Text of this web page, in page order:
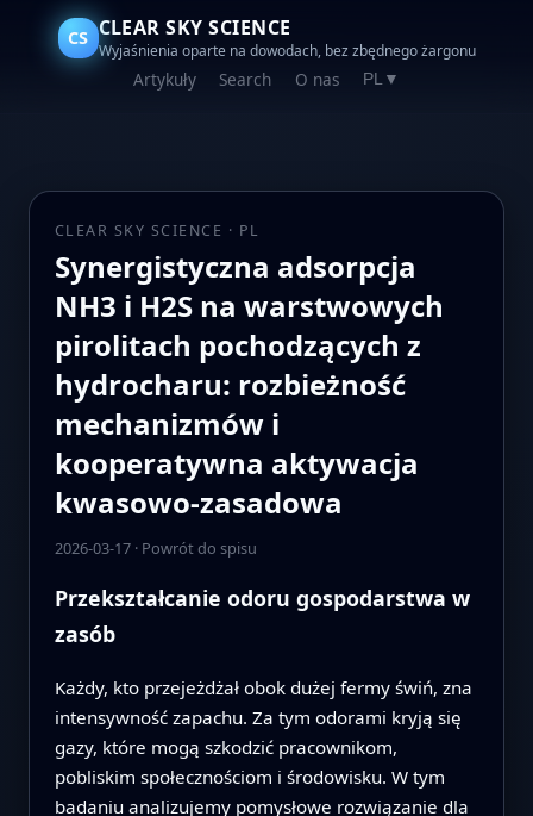
CS CLEAR SKY SCIENCE
Wyjaśnienia oparte na dowodach, bez zbędnego żargonu
Artykuły Search O nas PL▼
CLEAR SKY SCIENCE · PL
Synergistyczna adsorpcja
NH3 i H2S na warstwowych
pirolitach pochodzących z
hydrocharu: rozbieżność
mechanizmów i
kooperatywna aktywacja
kwasowo‑zasadowa
2026-03-17· Powrót do spisu
Przekształcanie odoru gospodarstwa w
zasób
Każdy, kto przejeżdżał obok dużej fermy świń, zna
intensywność zapachu. Za tym odorami kryją się
gazy, które mogą szkodzić pracownikom,
pobliskim społecznościom i środowisku. W tym
badaniu analizujemy pomysłowe rozwiązanie dla